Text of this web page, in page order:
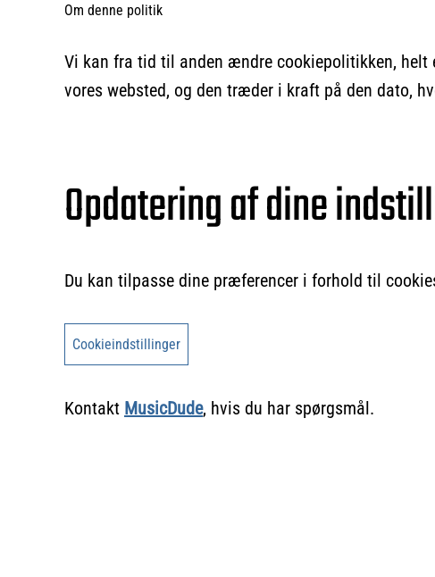
Om denne politik
Vi kan fra tid til anden ændre cookiepolitikken,
vores websted, og den træder i kraft på den dato,
Opdatering af dine
Du kan tilpasse dine præferencer i forhold til
Cookieindstillinger
Kontakt MusicDude, hvis du har spørgsmål.